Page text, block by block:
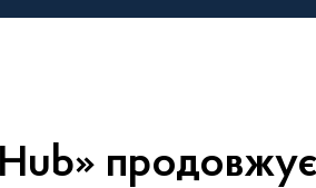
продовжує